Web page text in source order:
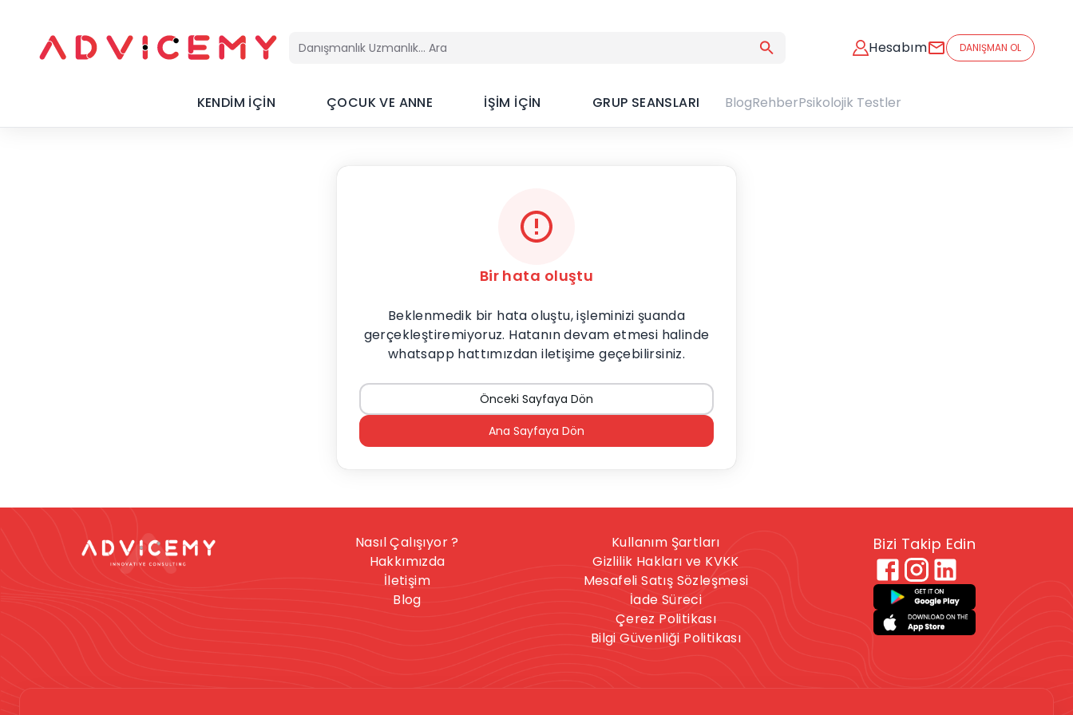
Hesabım DANIŞMAN OL
KENDİM İÇİN ÇOCUK VE ANNE İŞİM İÇİN GRUP SEANSLARI BlogRehberPsikolojik Testler
Bir hata oluştu
Beklenmedik bir hata oluştu, işleminizi şuanda
gerçekleştiremiyoruz. Hatanın devam etmesi halinde
whatsapp hattımızdan iletişime geçebilirsiniz.
Önceki Sayfaya Dön
Ana Sayfaya Dön
Nasıl Çalışıyor ?
Hakkımızda
İletişim
Blog
Kullanım Şartları
Gizlilik Hakları ve KVKK
Mesafeli Satış Sözleşmesi
İade Süreci
Çerez Politikası
Bilgi Güvenliği Politikası
Bizi Takip Edin